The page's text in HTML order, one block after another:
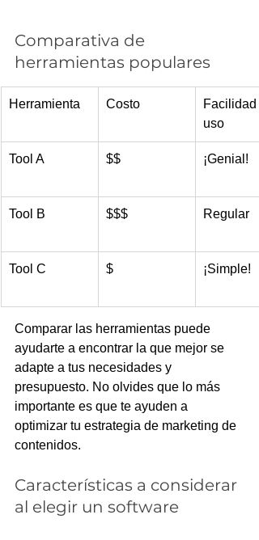
Comparativa de
herramientas populares
Herramienta Costo
Facilidad
uso
Tool A $$ ¡Genial!
Tool B $$$ Regular
Tool C $ ¡Simple!
Comparar las herramientas puede
ayudarte a encontrar la que mejor se
adapte a tus necesidades y
presupuesto. No olvides que lo más
importante es que te ayuden a
optimizar tu estrategia de marketing de
contenidos.
Características a considerar
al elegir un software